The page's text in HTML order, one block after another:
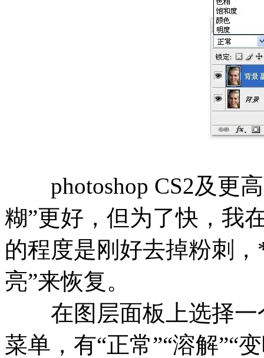
photoshop CS2及更高
糊”更好，但为了快，我
的程度是刚好去掉粉刺
亮”来恢复。
在图层面板上选择一
菜单，有“正常”“溶解”“